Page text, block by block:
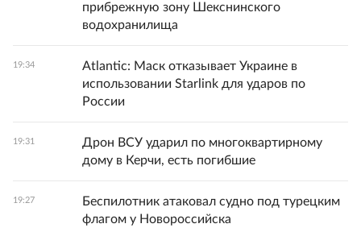
прибрежную зону Шекснинского
водохранилища
19:34
Atlantic: Маск отказывает Украине в
использовании Starlink для ударов по
России
19:31
Дрон ВСУ ударил по многоквартирному
дому в Керчи, есть погибшие
19:27
Беспилотник атаковал судно под турецким
флагом у Новороссийска